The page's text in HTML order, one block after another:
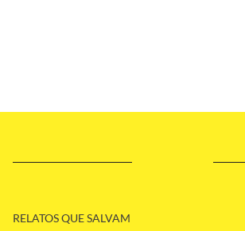
RELATOS QUE SALVAM